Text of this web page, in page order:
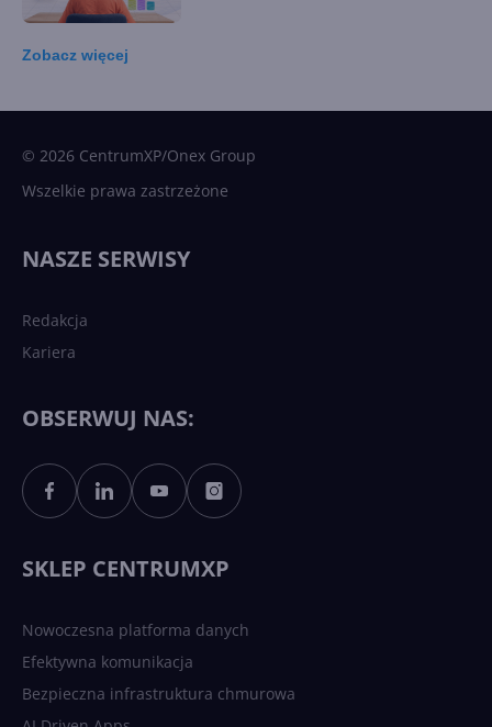
Sztuczna inteligencja po
polsku. Dość barier
Zobacz więcej
© 2026 CentrumXP/Onex Group
Wszelkie prawa zastrzeżone
NASZE SERWISY
Redakcja
Kariera
OBSERWUJ NAS:
SKLEP CENTRUMXP
Nowoczesna platforma danych
Efektywna komunikacja
Bezpieczna infrastruktura chmurowa